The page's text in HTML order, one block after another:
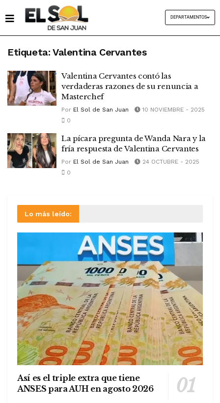
DEPARTAMENTOS
Etiqueta: Valentina Cervantes
Valentina Cervantes contó las
verdaderas razones de su renuncia a
Masterchef
Por El Sol de San Juan
10 NOVIEMBRE - 2025
0
La pícara pregunta de Wanda Nara y la
fría respuesta de Valentina Cervantes
Por El Sol de San Juan
24 OCTUBRE - 2025
0
Lo más leído:
Así es el triple extra que tiene
ANSES para AUH en agosto 2026